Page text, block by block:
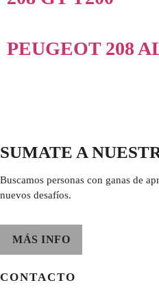
PEUGEOT 208
SUMATE A
Buscamos personas con ganas de
nuevos desafíos.
MÁS INFO
CONTACTO